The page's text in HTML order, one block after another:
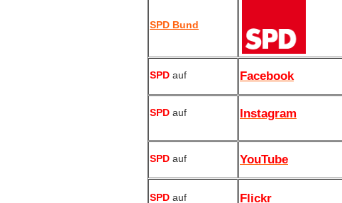
SPD Bund
SPD auf Facebook
SPD auf Instagram
SPD auf YouTube
SPD auf Flickr